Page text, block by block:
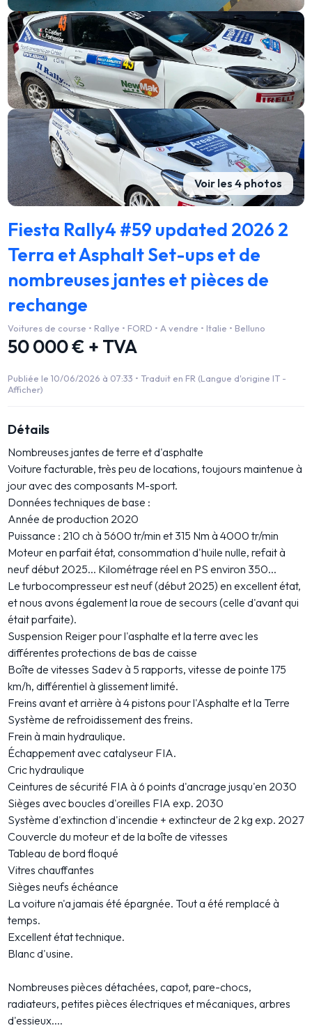
Voir les 4 photos
Fiesta Rally4 #59 updated 2026 2
Terra et Asphalt Set-ups et de
nombreuses jantes et pièces de
rechange
Voitures de course • Rallye • FORD • A vendre • Italie • Belluno
50 000 € + TVA
Publiée le 10/06/2026 à 07:33 •Traduit en FR (Langue d'origine IT -
Afficher)
Détails
Nombreuses jantes de terre et d'asphalte
Voiture facturable, très peu de locations, toujours maintenue à
jour avec des composants M-sport.
Données techniques de base :
Année de production 2020
Puissance : 210 ch à 5600 tr/min et 315 Nm à 4000 tr/min
Moteur en parfait état, consommation d'huile nulle, refait à
neuf début 2025... Kilométrage réel en PS environ 350...
Le turbocompresseur est neuf (début 2025) en excellent état,
et nous avons également la roue de secours (celle d'avant qui
était parfaite).
Suspension Reiger pour l'asphalte et la terre avec les
différentes protections de bas de caisse
Boîte de vitesses Sadev à 5 rapports, vitesse de pointe 175
km/h, différentiel à glissement limité.
Freins avant et arrière à 4 pistons pour l'Asphalte et la Terre
Système de refroidissement des freins.
Frein à main hydraulique.
Échappement avec catalyseur FIA.
Cric hydraulique
Ceintures de sécurité FIA à 6 points d'ancrage jusqu'en 2030
Sièges avec boucles d'oreilles FIA exp. 2030
Système d'extinction d'incendie + extincteur de 2 kg exp. 2027
Couvercle du moteur et de la boîte de vitesses
Tableau de bord floqué
Vitres chauffantes
Sièges neufs échéance
La voiture n'a jamais été épargnée. Tout a été remplacé à
temps.
Excellent état technique.
Blanc d'usine.
Nombreuses pièces détachées, capot, pare-chocs,
radiateurs, petites pièces électriques et mécaniques, arbres
d'essieux....